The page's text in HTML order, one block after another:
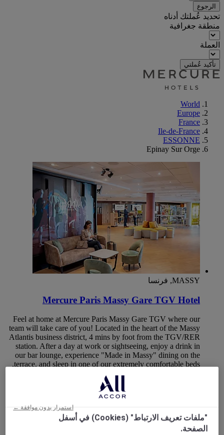
الرجوع
تحديد عُملتك أدناه
منطقة جغرافية
العملة
تأكيد عُملتي
World
Europe
France
Ile-de-France
ESSONNE
Epinay Sur Orge
MASSY, فرنسا
Mercure Paris Massy Gare TGV Hotel
Feel at home at Mercure Paris Massy Gare TGV where our
team will take care of you! Located in the heart of the Massy
Atlantis business district, 4 mins by foot from the TGV/RER
station. After a day at work or sightseeing, enjoy a drink in
our bar lounge, experience "Made in Massy" dining on the
terrace, and sleep in one of our extremely comfortable beds.
"ملفات تعريف الارتباط" (Cookies) في أسفل
الصفحة.
استمرار بدون موافقة ←